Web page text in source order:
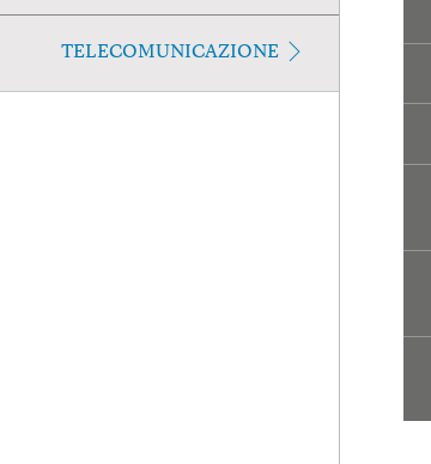
TELECOMUNICAZIONE